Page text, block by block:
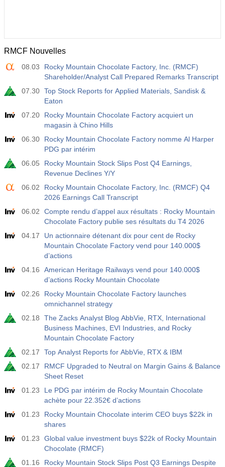
RMCF Nouvelles
08.03
Rocky Mountain Chocolate Factory, Inc. (RMCF)
Shareholder/Analyst Call Prepared Remarks Transcript
07.30 Top Stock Reports for Applied Materials, Sandisk &
Eaton
07.20
Rocky Mountain Chocolate Factory acquiert un
magasin à Chino Hills
06.30
Rocky Mountain Chocolate Factory nomme Al Harper
PDG par intérim
06.05
Rocky Mountain Stock Slips Post Q4 Earnings,
Revenue Declines Y/Y
06.02
Rocky Mountain Chocolate Factory, Inc. (RMCF) Q4
2026 Earnings Call Transcript
06.02
Compte rendu d’appel aux résultats : Rocky Mountain
Chocolate Factory publie ses résultats du T4 2026
04.17
Un actionnaire détenant dix pour cent de Rocky
Mountain Chocolate Factory vend pour 140.000$
d’actions
04.16
American Heritage Railways vend pour 140.000$
d’actions Rocky Mountain Chocolate
02.26
Rocky Mountain Chocolate Factory launches
omnichannel strategy
02.18
The Zacks Analyst Blog AbbVie, RTX, International
Business Machines, EVI Industries, and Rocky
Mountain Chocolate Factory
02.17
Top Analyst Reports for AbbVie, RTX & IBM
02.17
RMCF Upgraded to Neutral on Margin Gains & Balance
Sheet Reset
01.23
Le PDG par intérim de Rocky Mountain Chocolate
achète pour 22.352€ d’actions
01.23
Rocky Mountain Chocolate interim CEO buys $22k in
shares
01.23
Global value investment buys $22k of Rocky Mountain
Chocolate (RMCF)
01.16
Rocky Mountain Stock Slips Post Q3 Earnings Despite